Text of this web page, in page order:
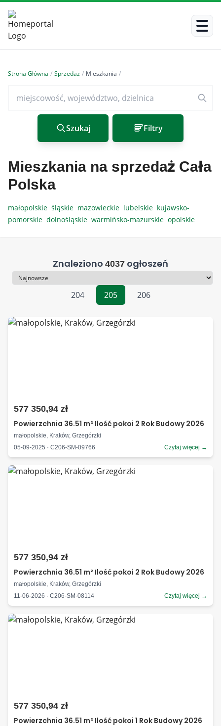
Strona Główna / Sprzedaż / Mieszkania /
Szukaj Filtry
Mieszkania na sprzedaż Cała
Polska
małopolskie śląskie mazowieckie lubelskie kujawsko-
pomorskie dolnośląskie warmińsko-mazurskie opolskie
Znaleziono 4037 ogłoszeń
Sortowanie
204
205 206
577 350,94 zł
Powierzchnia 36.51 m² Ilość pokoi 2 Rok Budowy 2026
małopolskie, Kraków, Grzegórzki
05-09-2025 · C206-SM-09766
Czytaj więcej →
577 350,94 zł
Powierzchnia 36.51 m² Ilość pokoi 2 Rok Budowy 2026
małopolskie, Kraków, Grzegórzki
11-06-2026 · C206-SM-08114
Czytaj więcej →
577 350,94 zł
Powierzchnia 36.51 m² Ilość pokoi 1 Rok Budowy 2026